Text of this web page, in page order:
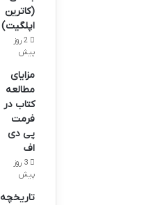
(کاترین
اپلگیت)
2 روز
پیش
مزایای
مطالعه
کتاب در
فرمت
پی دی
اف
3 روز
پیش
تاریخچه